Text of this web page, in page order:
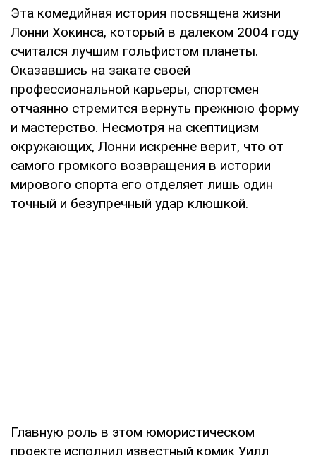
Эта комедийная история посвящена жизни
Лонни Хокинса, который в далеком 2004 году
считался лучшим гольфистом планеты.
Оказавшись на закате своей
профессиональной карьеры, спортсмен
отчаянно стремится вернуть прежнюю форму
и мастерство. Несмотря на скептицизм
окружающих, Лонни искренне верит, что от
самого громкого возвращения в истории
мирового спорта его отделяет лишь один
точный и безупречный удар клюшкой.
Главную роль в этом юмористическом
проекте исполнил известный комик Уилл